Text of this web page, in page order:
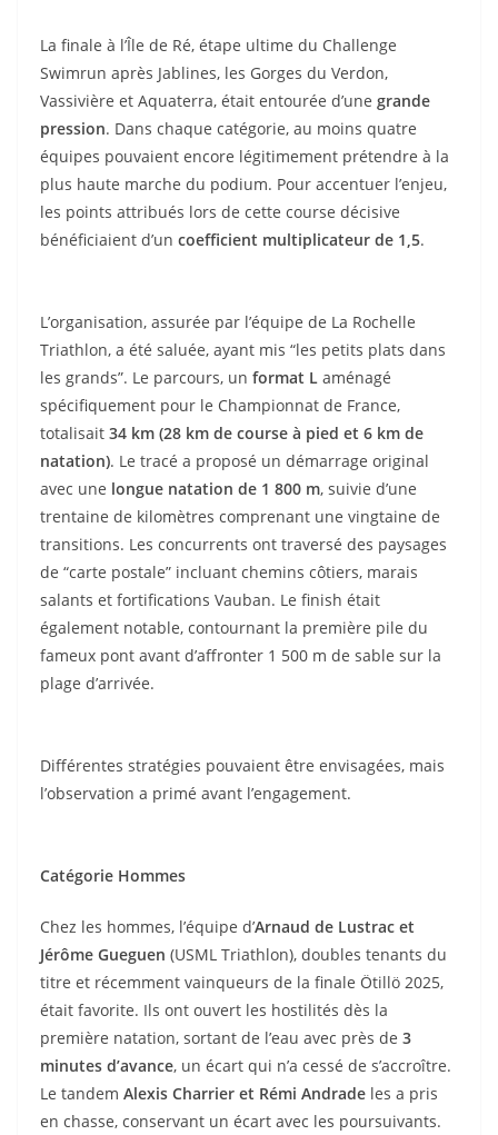
La finale à l’Île de Ré, étape ultime du Challenge
Swimrun après Jablines, les Gorges du Verdon,
Vassivière et Aquaterra, était entourée d’une grande
pression. Dans chaque catégorie, au moins quatre
équipes pouvaient encore légitimement prétendre à la
plus haute marche du podium. Pour accentuer l’enjeu,
les points attribués lors de cette course décisive
bénéficiaient d’un coefficient multiplicateur de 1,5.
L’organisation, assurée par l’équipe de La Rochelle
Triathlon, a été saluée, ayant mis “les petits plats dans
les grands”. Le parcours, un format L aménagé
spécifiquement pour le Championnat de France,
totalisait 34 km (28 km de course à pied et 6 km de
natation). Le tracé a proposé un démarrage original
avec une longue natation de 1 800 m, suivie d’une
trentaine de kilomètres comprenant une vingtaine de
transitions. Les concurrents ont traversé des paysages
de “carte postale” incluant chemins côtiers, marais
salants et fortifications Vauban. Le finish était
également notable, contournant la première pile du
fameux pont avant d’affronter 1 500 m de sable sur la
plage d’arrivée.
Différentes stratégies pouvaient être envisagées, mais
l’observation a primé avant l’engagement.
Catégorie Hommes
Chez les hommes, l’équipe d’Arnaud de Lustrac et
Jérôme Gueguen (USML Triathlon), doubles tenants du
titre et récemment vainqueurs de la finale Ötillö 2025,
était favorite. Ils ont ouvert les hostilités dès la
première natation, sortant de l’eau avec près de 3
minutes d’avance, un écart qui n’a cessé de s’accroître.
Le tandem Alexis Charrier et Rémi Andrade les a pris
en chasse, conservant un écart avec les poursuivants.